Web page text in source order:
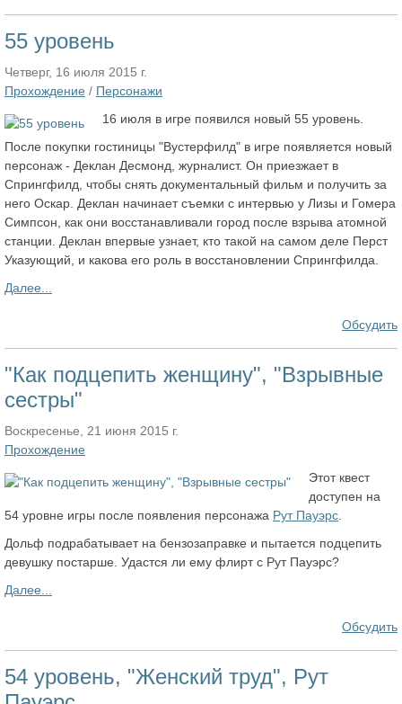
55 уровень
Четверг, 16 июля 2015 г.
Прохождение / Персонажи
16 июля в игре появился новый 55 уровень.
После покупки гостиницы "Вустерфилд" в игре появляется новый
персонаж - Деклан Десмонд, журналист. Он приезжает в
Спрингфилд, чтобы снять документальный фильм и получить за
него Оскар. Деклан начинает съемки с интервью у Лизы и Гомера
Симпсон, как они восстанавливали город после взрыва атомной
станции. Деклан впервые узнает, кто такой на самом деле Перст
Указующий, и какова его роль в восстановлении Спрингфилда.
Далее...
Обсудить
"Как подцепить женщину", "Взрывные
сестры"
Воскресенье, 21 июня 2015 г.
Прохождение
Этот квест
доступен на
54 уровне игры после появления персонажа Рут Пауэрс
Дольф подрабатывает на бензозаправке и пытается подцепить
девушку постарше. Удастся ли ему флирт с Рут Пауэрс?
Далее...
Обсудить
54 уровень, "Женский труд", Рут